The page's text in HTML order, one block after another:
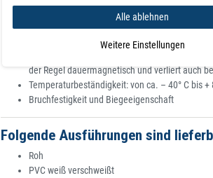
Farbige oder weiße Folienkaschierung auf der
Dicke: von ca. 0,4 mm bis 2 mm
Die magnetische Haftkraft (bedingt durch
der Regel dauermagnetisch und verliert auch
Temperaturbeständigkeit: von ca. – 40° C bis +
Bruchfestigkeit und Biegeeigenschaft
Folgende Ausführungen sind
Roh
PVC weiß verschweißt
Alle ablehnen
Weitere Einstellungen